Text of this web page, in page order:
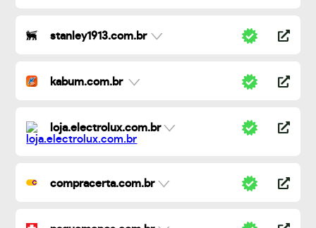
stanley1913.com.br
kabum.com.br
loja.electrolux.com.br
compracerta.com.br